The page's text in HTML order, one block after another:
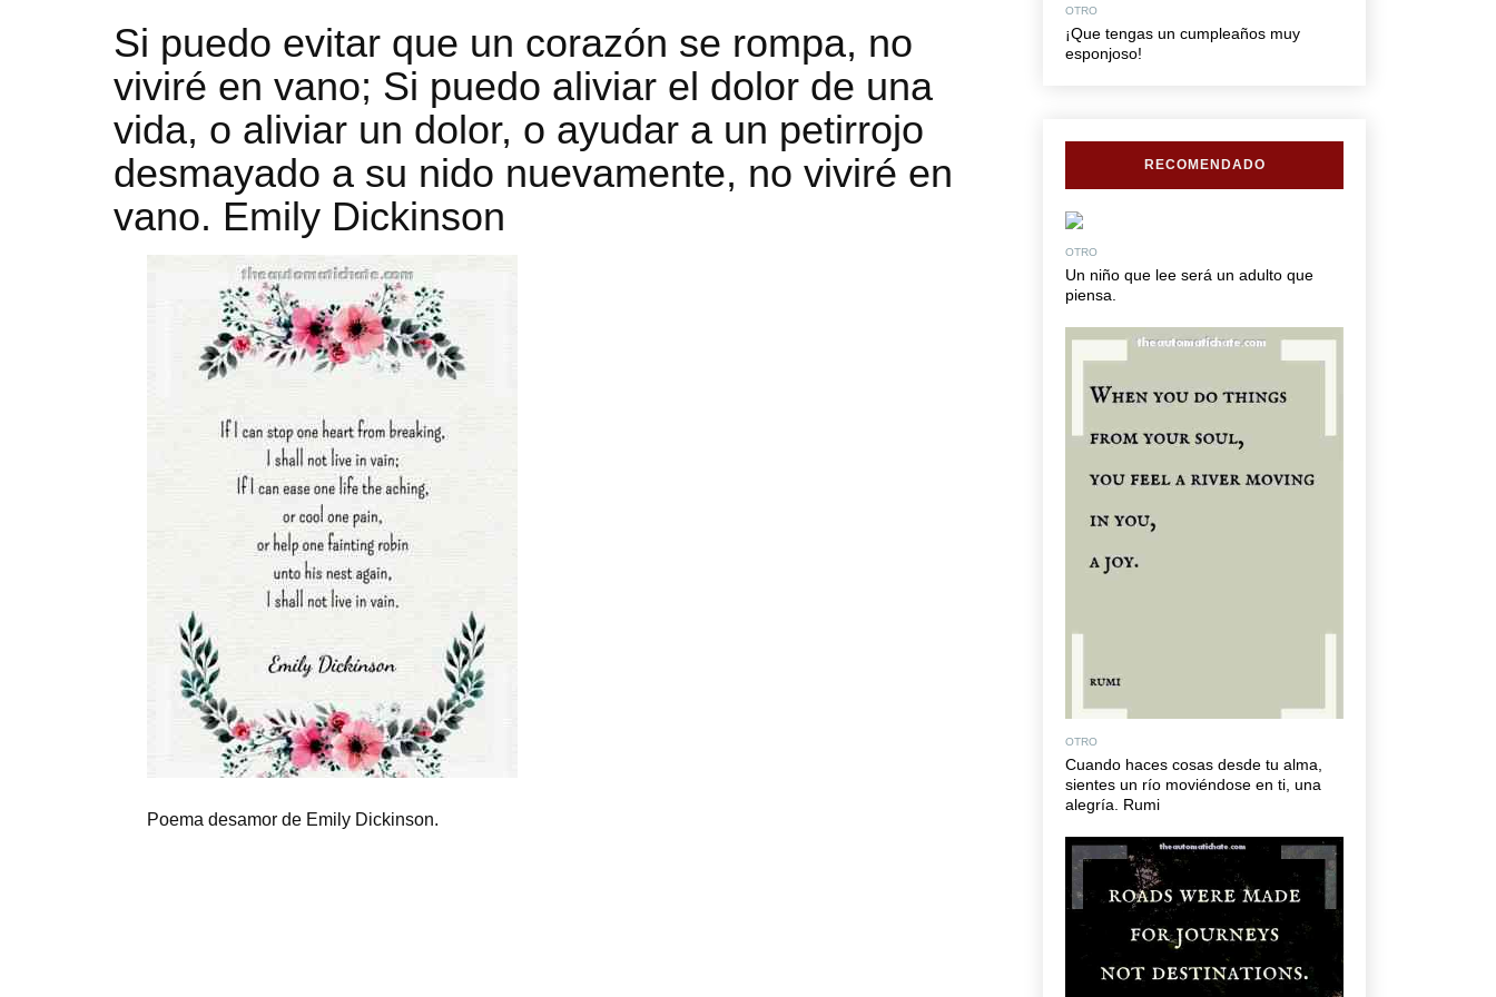
Si puedo evitar que un corazón se rompa, no
viviré en vano; Si puedo aliviar el dolor de una
vida, o aliviar un dolor, o ayudar a un petirrojo
desmayado a su nido nuevamente, no viviré en
vano. Emily Dickinson
Poema desamor de Emily Dickinson.
OTRO
¡Que tengas un cumpleaños muy
esponjoso!
RECOMENDADO
OTRO
Un niño que lee será un adulto que
piensa.
OTRO
Cuando haces cosas desde tu alma,
sientes un río moviéndose en ti, una
alegría. Rumi